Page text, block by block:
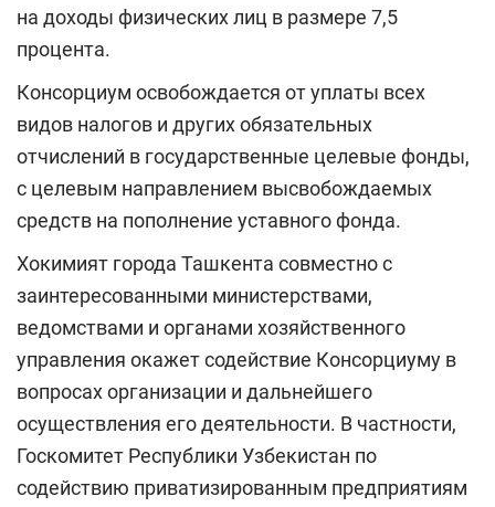
на доходы физических лиц в размере 7,5
процента.
Консорциум освобождается от уплаты всех
видов налогов и других обязательных
отчислений в государственные целевые фонды,
с целевым направлением высвобождаемых
средств на пополнение уставного фонда.
Хокимият города Ташкента совместно с
заинтересованными министерствами,
ведомствами и органами хозяйственного
управления окажет содействие Консорциуму в
вопросах организации и дальнейшего
осуществления его деятельности. В частности,
Госкомитет Республики Узбекистан по
содействию приватизированным предприятиям